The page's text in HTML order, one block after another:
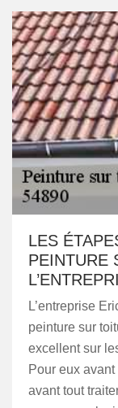
LES
PEINTURE
L’entreprise
peinture sur
excellent sur
Pour eux
avant tout